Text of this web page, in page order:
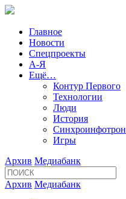
Главное
Новости
Спецпроекты
А-Я
Ещё…
Контур Первого
Технологии
Люди
История
Синхроинфотрон
Игры
Архив Медиабанк
Архив Медиабанк